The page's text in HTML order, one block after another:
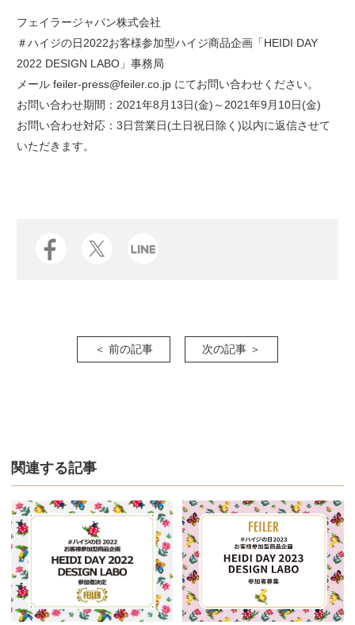
フェイラージャパン株式会社
＃ハイジの日2022お客様参加型ハイジ商品企画「HEIDI DAY
2022 DESIGN LABO」事務局
メール feiler-press@feiler.co.jp にてお問い合わせください。
お問い合わせ期間：2021年8月13日(金)～2021年9月10日(金)
お問い合わせ対応：3日営業日(土日祝日除く)以内に返信させて
いただきます。
＜ 前の記事 次の記事 ＞
関連する記事